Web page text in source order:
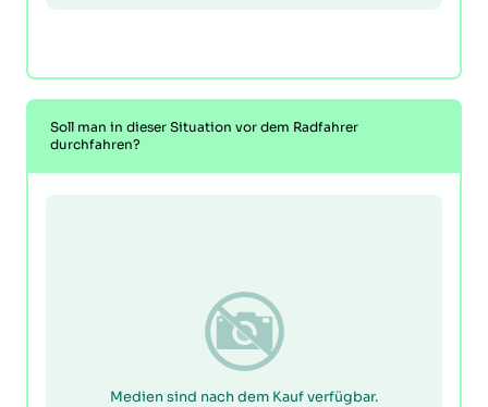
Soll man in dieser Situation vor dem Radfahrer
durchfahren?
Medien sind nach dem Kauf verfügbar.